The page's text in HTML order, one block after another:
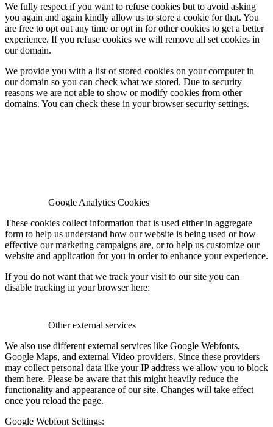
We fully respect if you want to refuse cookies but to avoid asking
you again and again kindly allow us to store a cookie for that. You
are free to opt out any time or opt in for other cookies to get a better
experience. If you refuse cookies we will remove all set cookies in
our domain.
We provide you with a list of stored cookies on your computer in
our domain so you can check what we stored. Due to security
reasons we are not able to show or modify cookies from other
domains. You can check these in your browser security settings.
Google Analytics Cookies
These cookies collect information that is used either in aggregate
form to help us understand how our website is being used or how
effective our marketing campaigns are, or to help us customize our
website and application for you in order to enhance your experience.
If you do not want that we track your visit to our site you can
disable tracking in your browser here:
Other external services
We also use different external services like Google Webfonts,
Google Maps, and external Video providers. Since these providers
may collect personal data like your IP address we allow you to block
them here. Please be aware that this might heavily reduce the
functionality and appearance of our site. Changes will take effect
once you reload the page.
Google Webfont Settings: